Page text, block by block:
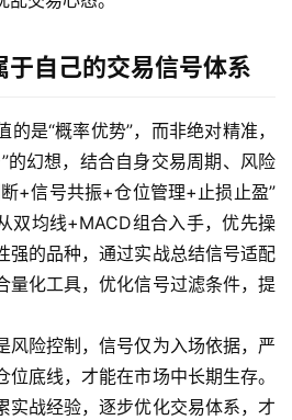
于自己的交易信号体系
是“概率优势”，而非绝对精准，
的幻想，结合自身交易周期、风险
+信号共振+仓位管理+止损止盈”
双均线+MACD组合入手，优先操
强的品种，通过实战总结信号适配
量化工具，优化信号过滤条件，提
风险控制，信号仅为入场依据，严
底线，才能在市场中长期生存。
实战经验，逐步优化交易体系，才